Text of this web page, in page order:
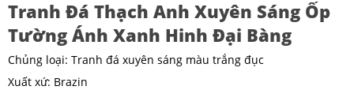
Tranh Đá Thạch Anh Xuyên Sáng Ốp
Tường Ánh Xanh Hinh Đại Bàng
Chủng loại: Tranh đá xuyên sáng màu trắng đục
Xuất xứ: Brazin